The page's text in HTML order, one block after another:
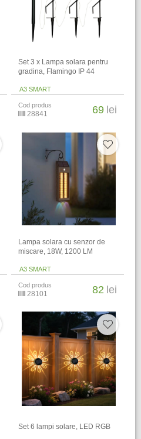
Set 3 x Lampa solara pentru
gradina, Flamingo IP 44
A3 SMART
Cod produs
28841 69 lei
Lampa solara cu senzor de
miscare, 18W, 1200 LM
A3 SMART
Cod produs
28101 82 lei
Set 6 lampi solare, LED RGB